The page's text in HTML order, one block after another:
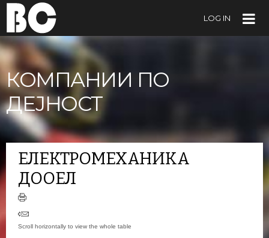
LOG IN
КОМПАНИИ ПО
ДЕЈНОСТ
ЕЛЕКТРОМЕХАНИКА
ДООЕЛ